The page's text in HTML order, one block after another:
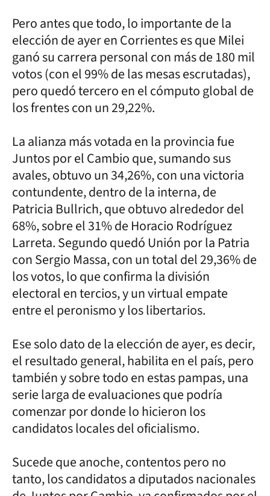
Pero antes que todo, lo importante de la
elección de ayer en Corrientes es que Milei
ganó su carrera personal con más de 180 mil
votos (con el 99% de las mesas escrutadas),
pero quedó tercero en el cómputo global de
los frentes con un 29,22%.
La alianza más votada en la provincia fue
Juntos por el Cambio que, sumando sus
avales, obtuvo un 34,26%, con una victoria
contundente, dentro de la interna, de
Patricia Bullrich, que obtuvo alrededor del
68%, sobre el 31% de Horacio Rodríguez
Larreta. Segundo quedó Unión por la Patria
con Sergio Massa, con un total del 29,36% de
los votos, lo que confirma la división
electoral en tercios, y un virtual empate
entre el peronismo y los libertarios.
Ese solo dato de la elección de ayer, es decir,
el resultado general, habilita en el país, pero
también y sobre todo en estas pampas, una
serie larga de evaluaciones que podría
comenzar por donde lo hicieron los
candidatos locales del oficialismo.
Sucede que anoche, contentos pero no
tanto, los candidatos a diputados nacionales